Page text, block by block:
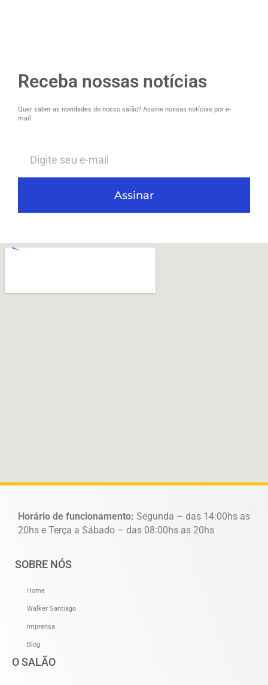
Receba nossas notícias
Quer saber as novidades do nosso salão? Assine nossas notícias por e-
mail.
Assinar
Horário de funcionamento: Segunda – das 14:00hs as
20hs e Terça a Sábado – das 08:00hs as 20hs
SOBRE NÓS
Home
Walker Santiago
Imprensa
Blog
O SALÃO